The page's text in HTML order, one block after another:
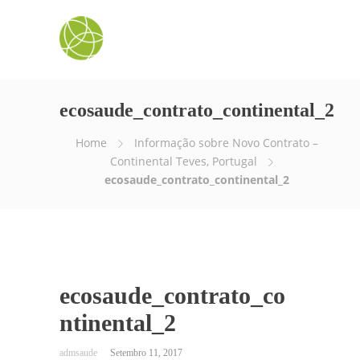
ecosaude_contrato_continental_2
Home
Informação sobre Novo Contrato –
Continental Teves, Portugal
ecosaude_contrato_continental_2
ecosaude_contrato_co
ntinental_2
Setembro 11, 2017